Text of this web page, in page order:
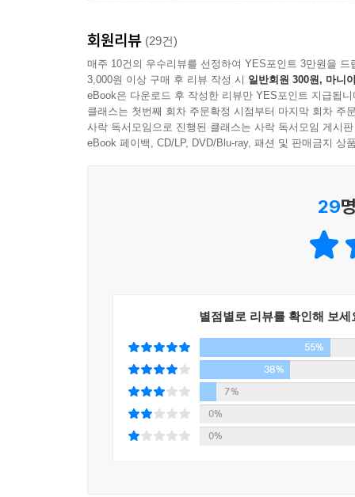
사실은 좀 심하게 과장되었을 것같은 느낌도 들지
밝은 보라색 올드 로즈, 꽃다발이 아닌 백가지 꽃
하늘의 은혜를 한껏 받은 대지의 강인함이 영원한
술을 즐길 줄 아느냐 모르느냐는 중요치 않고 술
회원리뷰 (29건)
매주 10건의 우수리뷰를 선정하여 YES포인트 3만원을 드
3,000원 이상 구매 후 리뷰 작성 시 일반회원 300원, 마니
eBook은 다운로드 후 작성한 리뷰만 YES포인트 지급됩니
클래스는 첫번째 회차 주문확정 시점부터 마지막 회차 주
사락 독서모임으로 진행된 클래스는 사락 독서모임 게시
eBook 페이백, CD/LP, DVD/Blu-ray, 패션 및 판매금지 상
29
별점별로 리뷰를 확인해 보세
55%
38%
7%
0%
0%